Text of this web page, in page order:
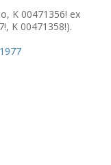
K 00471356! ex
K 00471358!).